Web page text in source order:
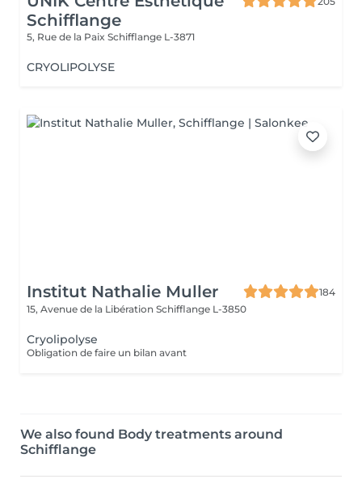
Schifflange
5, Rue de la Paix Schifflange L-3871
CRYOLIPOLYSE
Institut Nathalie Muller
184
15, Avenue de la Libération Schifflange L-3850
Cryolipolyse
Obligation de faire un bilan avant
We also found Body treatments around
Schifflange